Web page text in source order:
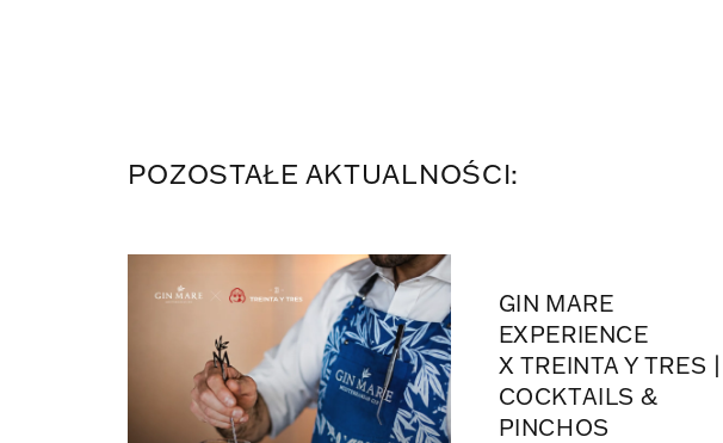
POZOSTAŁE AKTUALNOŚCI:
GIN MARE
EXPERIENCE
X TREINTA Y TRES |
COCKTAILS &
PINCHOS